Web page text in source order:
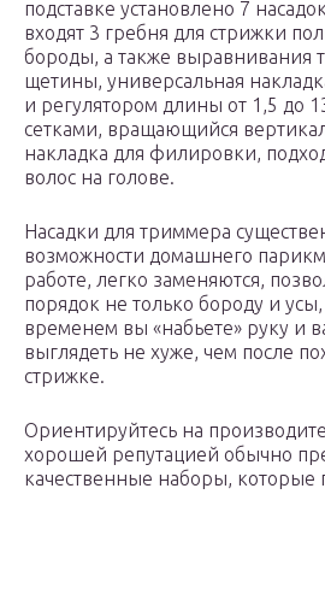
подставке установлено 7
входят 3 гребня для стрижки
бороды, а также выравнивания
щетины, универсальная
и регулятором длины от 1,5 до
сетками, вращающийся
накладка для филировки,
волос на голове.
Насадки для триммера
возможности домашнего
работе, легко заменяются,
порядок не только бороду и
временем вы «набьете» руку и
выглядеть не хуже, чем после
стрижке.
Ориентируйтесь на
хорошей репутацией обычно
качественные наборы, которые